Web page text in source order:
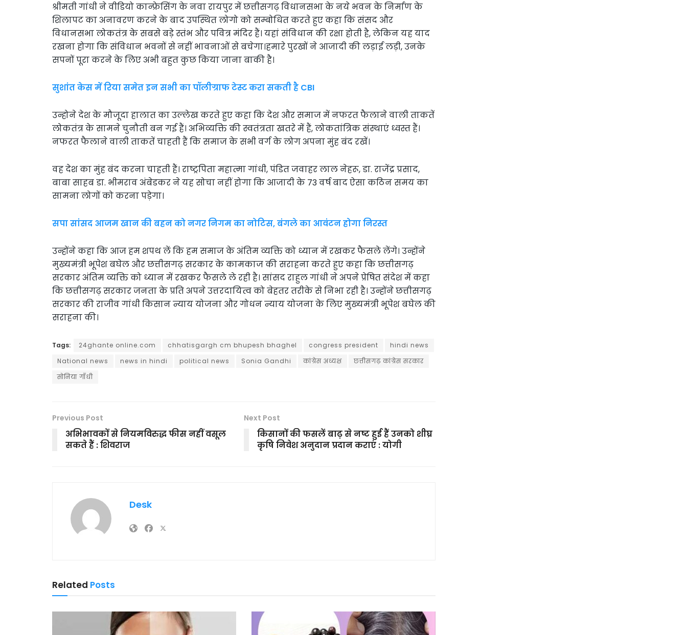
श्रीमती गांधी ने वीडियो कान्फ्रेसिंग के नवा रायपुर में छत्तीसगढ़ विधानसभा के नये भवन के निर्माण के
शिलापट का अनावरण करने के बाद उपस्थित लोगो को सम्बोधित करते हुए कहा कि संसद और
विधानसभा लोकतंत्र के सबसे बड़े स्तंभ और पवित्र मंदिर हैं। यहां संविधान की रक्षा होती है, लेकिन यह याद
रखना होगा कि संविधान भवनों से नहीं भावनाओं से बचेगा।हमारे पुरखों ने आजादी की लड़ाई लड़ी, उनके
सपनों पूरा करने के लिए अभी बहुत कुछ किया जाना बाकी है।
सुशांत केस में रिया समेत इन सभी का पॉलीग्राफ टेस्ट करा सकती है CBI
उन्होने देश के मौजूदा हालात का उल्लेख करते हुए कहा कि देश और समाज में नफरत फैलाने वाली ताकतें
लोकतंत्र के सामने चुनौती बन गई हैं। अभिव्यक्ति की स्वतंत्रता खतरे में हैं, लोकतांत्रिक संस्थाएं ध्वस्त हैं।
नफरत फैलाने वाली ताकतें चाहती हैं कि समाज के सभी वर्ग के लोग अपना मुंह बंद रखें।
वह देश का मुंह बंद करना चाहती हैं। राष्ट्रपिता महात्मा गांधी, पंडित जवाहर लाल नेहरू, डा. राजेंद्र प्रसाद,
बाबा साहब डा. भीमराव अंबेडकर ने यह सोचा नहीं होगा कि आजादी के 73 वर्ष बाद ऐसा कठिन समय का
सामना लोगों को करना पड़ेगा।
सपा सांसद आजम खान की बहन को नगर निगम का नोटिस, बंगले का आवंटन होगा निरस्त
उन्होंने कहा कि आज हम शपथ लें कि हम समाज के अंतिम व्यक्ति को ध्यान में रखकर फैसले लेंगे। उन्होंने
मुख्यमंत्री भूपेश बघेल और छत्तीसगढ़ सरकार के कामकाज की सराहना करते हुए कहा कि छत्तीसगढ़
सरकार अंतिम व्यक्ति को ध्यान में रखकर फैसले ले रही है। सांसद राहुल गांधी ने अपने प्रेषित संदेश में कहा
कि छत्तीसगढ़ सरकार जनता के प्रति अपने उत्तरदायित्व को बेहतर तरीके से निभा रही है। उन्होंने छत्तीसगढ़
सरकार की राजीव गांधी किसान न्याय योजना और गोधन न्याय योजना के लिए मुख्यमंत्री भूपेश बघेल की
सराहना की।
Tags: 24ghante online.com chhatisgargh cm bhupesh bhaghel congress president
hindi news
National news
news in hindi political news Sonia Gandhi कांग्रेस अध्यक्ष
छत्तीसगढ़ कांग्रेस सरकार
सोनिया गाँधी
Previous Post
अभिभावकों से नियमविरुद्ध फीस नहीं वसूल
सकते हैं : शिवराज
Next Post
किसानों की फसलें बाढ़ से नष्ट हुई हैं उनको शीघ्र
कृषि निवेश अनुदान प्रदान कराएं : योगी
Desk
Related Posts